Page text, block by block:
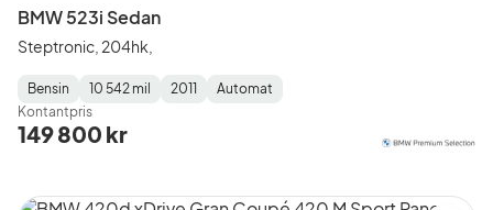
BMW 523i Sedan
Steptronic, 204hk,
Fuel
Type:
Bensin
Mätarställning:
10 542 mil
Model
Year:
2011
Gearbox
Type:
Automat
Kontantpris
149 800 kr